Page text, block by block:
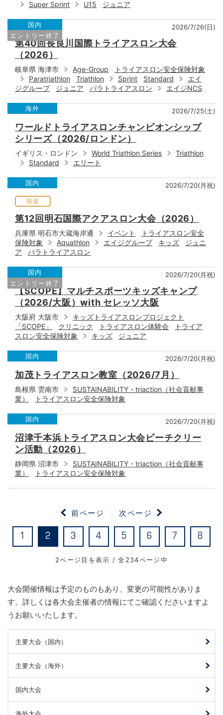
Super Sprint U15 ジュニア
国内
エントリー終了
2026/7/26(日)
第40回長良川国際トライアスロン大会
（2026）
岐阜県 海津市 Age-Group
トライアスロン安全保険対象
Paratriathlon
Triathlon Sprint Standard
エイ
ジグループ
ジュニア パラトライアスロン エイジNCS
海外 2026/7/25(土)
ワールドトライアスロンチャンピオンシップ
シリーズ（2026/ロンドン）
イギリス・ロンドン World Triathlon Series
Triathlon
Standard
エリート
国内
後援
2026/7/20(月祝)
第12回明石国際アクアスロン大会（2026）
兵庫県 明石市大蔵海岸通 イベント
トライアスロン安全
保険対象
Aquathlon エイジグループ キッズ
ジュニ
ア
パラトライアスロン
国内
エントリー終了
2026/7/20(月祝)
【SCOPE】マルチスポーツキッズキャンプ
（2026/大阪）with セレッソ大阪
大阪府 大阪市
キッズトライアスロンプロジェクト
「SCOPE」
クリニック トライアスロン体験会
トライア
スロン安全保険対象
キッズ ジュニア
国内 2026/7/20(月祝)
加茂トライアスロン教室（2026/7月）
島根県 雲南市
SUSTAINABILITY・triaction（社会貢献事
業）
トライアスロン安全保険対象
国内 2026/7/20(月祝)
沼津千本浜トライアスロン大会ビーチクリー
ン活動（2026）
静岡県 沼津市
SUSTAINABILITY・triaction（社会貢献事
業）
トライアスロン安全保険対象
2ページ目を表示 / 全234ページ中
前ページ
1 2 3 4 5 6 7 8
次ページ
大会開催情報は予定のものもあり、変更の可能性がありま
す。詳しくは各大会主催者の情報にてご確認くださいますよ
うお願いいたします。
主要大会（国内）
主要大会（海外）
国内大会